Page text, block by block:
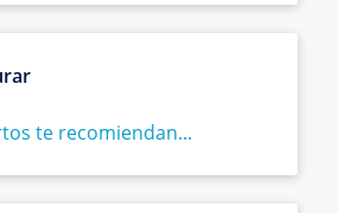
te recomiendan...